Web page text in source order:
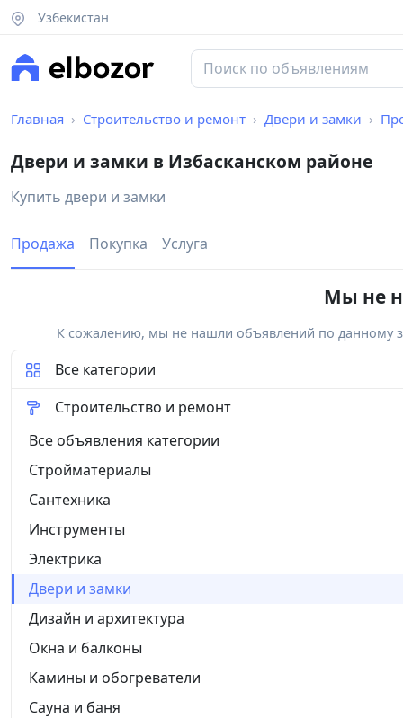
Узбекистан
Главная Строительство и ремонт Двери и замки
Двери и замки в Избасканском районе
Купить двери и замки
Продажа Покупка Услуга
Мы не
К сожалению, мы не нашли объявлений по данному
Все категории
Строительство и ремонт
Все объявления категории
Стройматериалы
Сантехника
Инструменты
Электрика
Двери и замки
Дизайн и архитектура
Окна и балконы
Камины и обогреватели
Сауна и баня